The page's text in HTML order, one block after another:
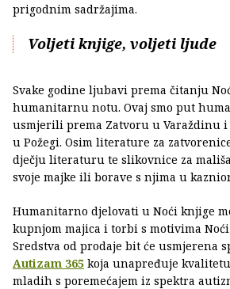
prigodnim sadržajima.
Voljeti knjige, voljeti ljude
Svake godine ljubavi prema čitanju
humanitarnu notu. Ovaj smo put
usmjerili prema Zatvoru u Varaždinu i
u Požegi. Osim literature za
dječju literaturu te slikovnice za
svoje majke ili borave s njima u
Humanitarno djelovati u Noći knjige
kupnjom majica i torbi s motivima Noći
Sredstva od prodaje bit će usmjerena
Autizam 365 koja unapređuje
mladih s poremećajem iz spektra